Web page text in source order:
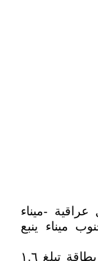
-ميناء
ميناء ينبع
انشئ باتفاق عراقي سعودي بمد انبوب بطاقة تبلغ ١.٦